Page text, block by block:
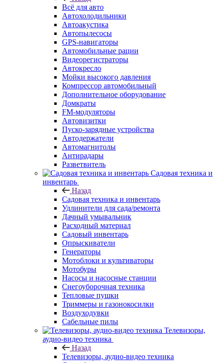
Всё для авто
Автохолодильники
Автоакустика
Автопылесосы
GPS-навигаторы
Автомобильные рации
Видеорегистраторы
Автокресло
Мойки высокого давления
Компрессор автомобильный
Дополнительное оборудование
Домкраты
FM-модуляторы
Автовизитки
Пуско-зарядные устройства
Автодержатели
Автомагнитолы
Антирадары
Разветвитель
Садовая техника и
инвентарь
Назад
Садовая техника и инвентарь
Удлинители для сада/ремонта
Дачный умывальник
Расходный материал
Садовый инвентарь
Опрыскиватели
Генераторы
Мотоблоки и культиваторы
Мотобуры
Насосы и насосные станции
Снегоуборочная техника
Тепловые пушки
Триммеры и газонокосилки
Воздуходувки
Сабельные пилы
Телевизоры,
аудио-видео техника
Назад
Телевизоры, аудио-видео техника